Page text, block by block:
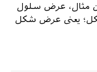
مثال، عرض سلول
عرض شکل؛ یعنی عرض شکل